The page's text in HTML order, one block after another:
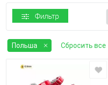
Фильтр
Польша Сбросить все